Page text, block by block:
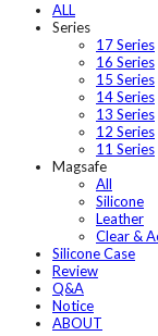
ALL
Series
17 Series
16 Series
15 Series
14 Series
13 Series
12 Series
11 Series
Magsafe
All
Silicone
Leather
Clear &
Silicone Case
Review
Q&A
Notice
ABOUT